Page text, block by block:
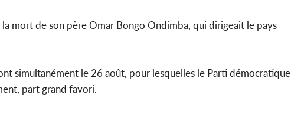
mort de son père Omar Bongo Ondimba, qui dirigeait le pays
simultanément le 26 août, pour lesquelles le Parti démocratique
part grand favori.